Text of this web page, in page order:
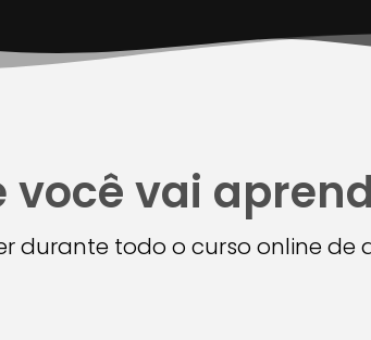
você vai
durante todo o curso online